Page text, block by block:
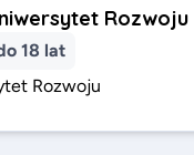
Rozwoju
18 lat
Rozwoju